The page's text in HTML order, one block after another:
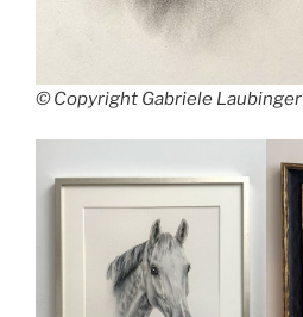
© Copyright Gabriele Laubinger